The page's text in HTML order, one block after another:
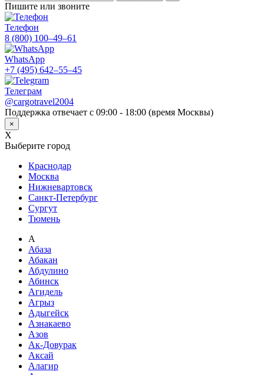
Пишите или звоните
Телефон
8 (800) 100–49–61
WhatsApp
+7 (495) 642–55–45
Телеграм
@cargotravel2004
Поддержка отвечает с 09:00 - 18:00 (время Москвы)
×
X
Выберите город
Краснодар
Москва
Нижневартовск
Санкт-Петербург
Сургут
Тюмень
А
Абаза
Абакан
Абдулино
Абинск
Агидель
Агрыз
Адыгейск
Азнакаево
Азов
Ак-Довурак
Аксай
Алагир